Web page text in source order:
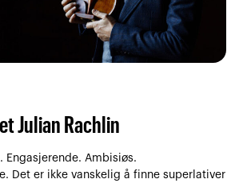
Julian Rachlin
Engasjerende. Ambisiøs.
Det er ikke vanskelig å finne superlativer